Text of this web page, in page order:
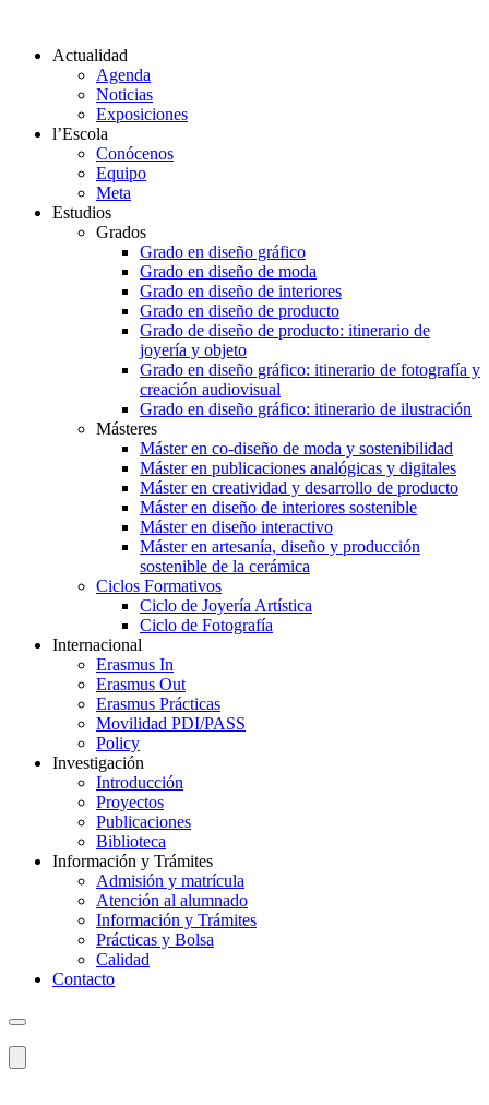
Actualidad
Agenda
Noticias
Exposiciones
l’Escola
Conócenos
Equipo
Meta
Estudios
Grados
Grado en diseño gráfico
Grado en diseño de moda
Grado en diseño de interiores
Grado en diseño de producto
Grado de diseño de producto: itinerario de
joyería y objeto
Grado en diseño gráfico: itinerario de fotografía y
creación audiovisual
Grado en diseño gráfico: itinerario de ilustración
Másteres
Máster en co-diseño de moda y sostenibilidad
Máster en publicaciones analógicas y digitales
Máster en creatividad y desarrollo de producto
Máster en diseño de interiores sostenible
Máster en diseño interactivo
Máster en artesanía, diseño y producción
sostenible de la cerámica
Ciclos Formativos
Ciclo de Joyería Artística
Ciclo de Fotografía
Internacional
Erasmus In
Erasmus Out
Erasmus Prácticas
Movilidad PDI/PASS
Policy
Investigación
Introducción
Proyectos
Publicaciones
Biblioteca
Información y Trámites
Admisión y matrícula
Atención al alumnado
Información y Trámites
Prácticas y Bolsa
Calidad
Contacto